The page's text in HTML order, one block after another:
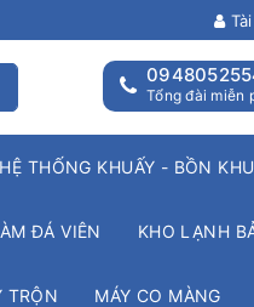
Tài
Tổng đài miễn
HỆ THỐNG KHUẤY - BỒN
ĐÁ VIÊN KHO LẠNH
TRỘN MÁY CO MÀNG